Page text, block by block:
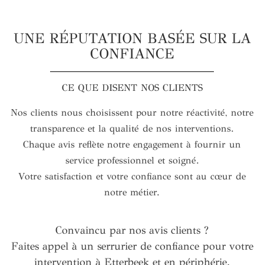
UNE RÉPUTATION BASÉE SUR LA
CONFIANCE
CE QUE DISENT NOS CLIENTS
Nos clients nous choisissent pour notre réactivité, notre
transparence et la qualité de nos interventions.
Chaque avis reflète notre engagement à fournir un
service professionnel et soigné.
Votre satisfaction et votre confiance sont au cœur de
notre métier.
Convaincu par nos avis clients ?
Faites appel à un serrurier de confiance pour votre
intervention à Etterbeek et en périphérie.